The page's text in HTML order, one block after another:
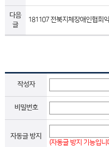
다음
글
181107 전북지체장애인협회
작성자
비밀번호
자동글 방지
(자동글 방지 기능입니